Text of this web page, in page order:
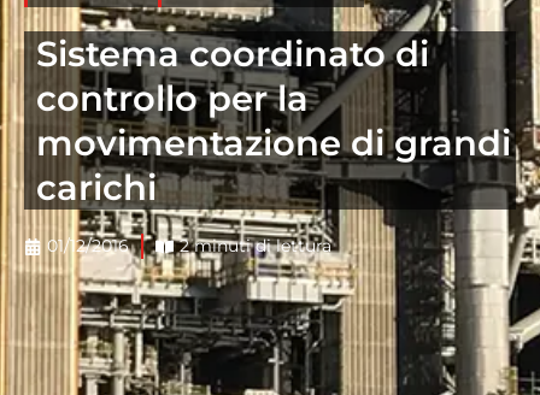
Sistema coordinato di
controllo per la
movimentazione di grandi
carichi
01/12/2016 2 minuti di lettura